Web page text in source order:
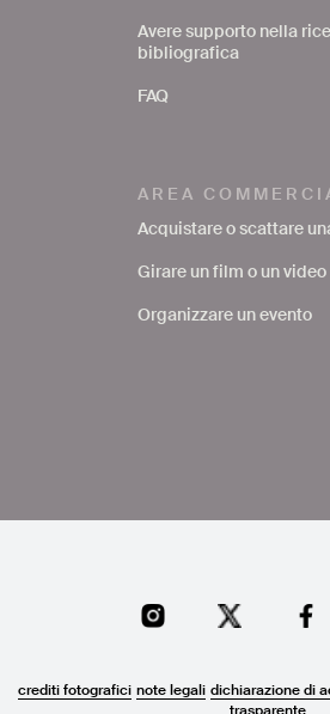
Avere supporto nella
bibliografica
FAQ
AREA
Acquistare o scattare
Girare un film o un video
Organizzare un evento
crediti fotografici note legali dichiarazione di
trasparente